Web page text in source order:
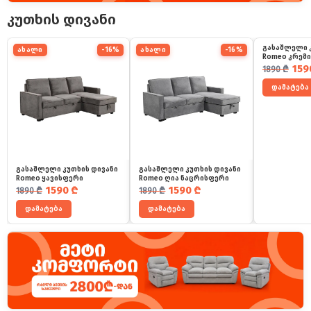
კუთხის დივანი
-16%
ახალი
გასაშლელი კუთხის დივანი
Romeo ყავისფერი
1890₾
საწყისი ფასი იყო: 1890 ₾.
1590 ₾
მიმდინარე ფასია: 1590 ₾.
დამატება
-16%
ახალი
გასაშლელი კუთხის დივანი
Romeo ღია ნაცრისფერი
1890₾
საწყისი ფასი იყო: 1890 ₾.
1590 ₾
მიმდინარე ფასია: 1590 ₾.
დამატება
ახალი
გასაშლელი
Romeo
1890₾
საწყისი
დამატება